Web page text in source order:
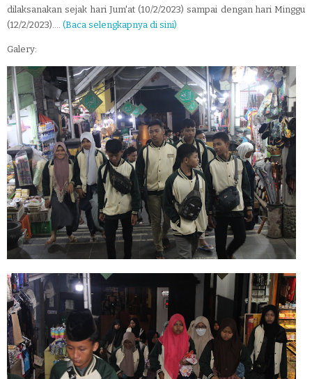
dilaksanakan sejak hari Jum'at (10/2/2023) sampai dengan hari Minggu
(12/2/2023).... (Baca selengkapnya di sini)
Galery: